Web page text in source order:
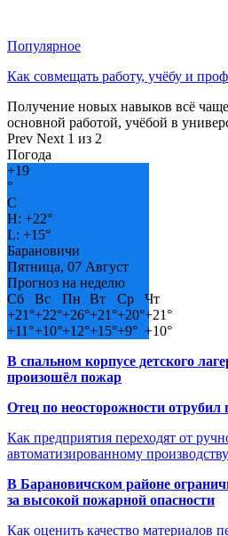
Популярное
Как совмещать работу, учёбу и
Получение новых навыков всё
основной работой, учёбой в
Prev Next 1 из 2
Погода
+19
°
C
H: +22°
L: +15°
Барановичи
Пятница, 07 Август
Прогноз на неделю
Сб
Вс Пн Вт Ср
Чт
+21°+22°+26°+21°+20°+21°
+11°+10°+12°+15°+9° +10°
В спальном корпусе детского
произошёл пожар
Отец по неосторожности отрубил
Как предприятия переходят от
автоматизированному производству
В Барановичском районе
за высокой пожарной опасности
Как оценить качество материалов